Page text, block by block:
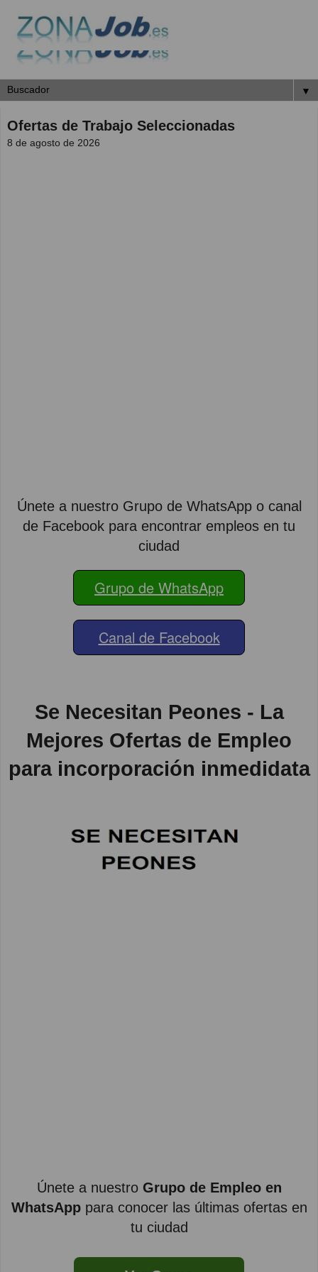
▼
Ofertas de Trabajo Seleccionadas
8 de agosto de 2026
Únete a nuestro Grupo de WhatsApp o canal
de Facebook para encontrar empleos en tu
ciudad
Grupo de WhatsApp
Canal de Facebook
Se Necesitan Peones - La
Mejores Ofertas de Empleo
para incorporación inmedidata
Únete a nuestro Grupo de Empleo en
WhatsApppara conocer las últimas ofertas en
tu ciudad